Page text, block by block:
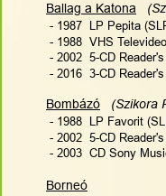
Ballag a Katona
- 1987  LP Pepita
- 1988  VHS
- 2002  5-CD
- 2016  3-CD
Bombázó
(Szikora
- 1988  LP Favorit
- 2002  5-CD
- 2003  CD Sony
Borneó